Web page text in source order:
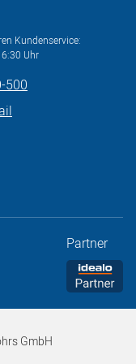
Kundenservice:
Uhr
500
Partner
GmbH